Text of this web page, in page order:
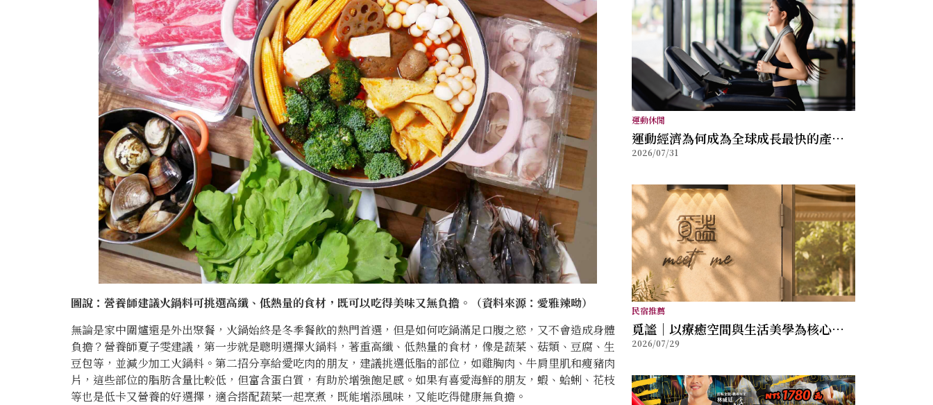
圖說：營養師建議火鍋料可挑選高纖、低熱量的食材，既可以吃得美味又無負擔。（資料來源：愛雅辣呦）
無論是家中圍爐還是外出聚餐，火鍋始終是冬季餐飲的熱門首選，但是如何吃鍋滿足口腹之慾，又不會造成身體
負擔？營養師夏子雯建議，第一步就是聰明選擇火鍋料，著重高纖、低熱量的食材，像是蔬菜、菇類、豆腐、生
豆包等，並減少加工火鍋料。第二招分享給愛吃肉的朋友，建議挑選低脂的部位，如雞胸肉、牛肩里肌和瘦豬肉
片，這些部位的脂肪含量比較低，但富含蛋白質，有助於增強飽足感。如果有喜愛海鮮的朋友，蝦、蛤蜊、花枝
等也是低卡又營養的好選擇，適合搭配蔬菜一起烹煮，既能增添風味，又能吃得健康無負擔。
運動休閒
運動經濟為何成為全球成長最快的產業
之一？
2026/07/31
民宿推薦
覓謐｜以療癒空間與生活美學為核心，
打造讓身心放鬆的質感生活提案
2026/07/29